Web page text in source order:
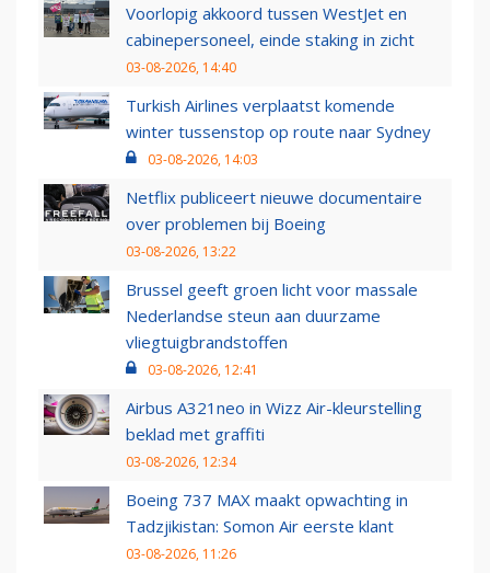
Voorlopig akkoord tussen WestJet en
cabinepersoneel, einde staking in zicht
03-08-2026, 14:40
Turkish Airlines verplaatst komende
winter tussenstop op route naar Sydney
03-08-2026, 14:03
Netflix publiceert nieuwe documentaire
over problemen bij Boeing
03-08-2026, 13:22
Brussel geeft groen licht voor massale
Nederlandse steun aan duurzame
vliegtuigbrandstoffen
03-08-2026, 12:41
Airbus A321neo in Wizz Air-kleurstelling
beklad met graffiti
03-08-2026, 12:34
Boeing 737 MAX maakt opwachting in
Tadzjikistan: Somon Air eerste klant
03-08-2026, 11:26